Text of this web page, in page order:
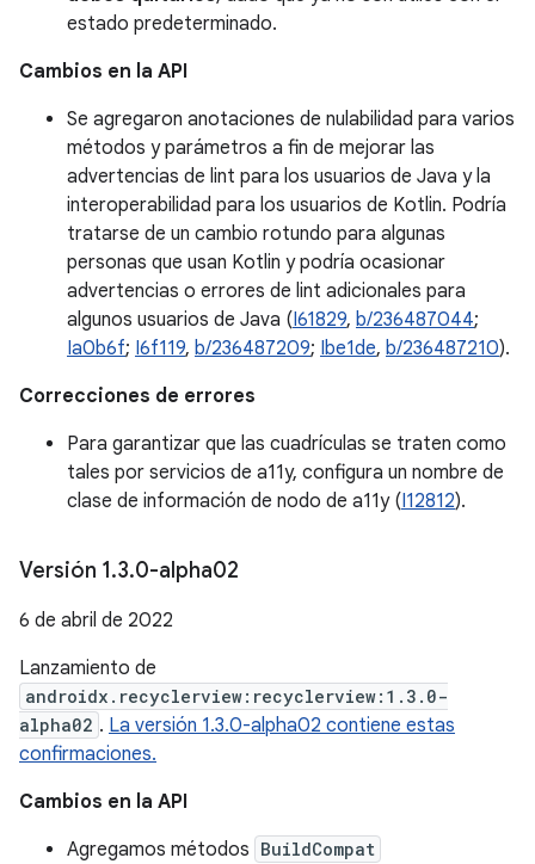
estado predeterminado.
Cambios en la API
Se agregaron anotaciones de nulabilidad para varios
métodos y parámetros a fin de mejorar las
advertencias de lint para los usuarios de Java y la
interoperabilidad para los usuarios de Kotlin. Podría
tratarse de un cambio rotundo para algunas
personas que usan Kotlin y podría ocasionar
advertencias o errores de lint adicionales para
algunos usuarios de Java (I61829, b/236487044;
Ia0b6f; I6f119, b/236487209; Ibe1de, b/236487210).
Correcciones de errores
Para garantizar que las cuadrículas se traten como
tales por servicios de a11y, configura un nombre de
clase de información de nodo de a11y (I12812).
Versión 1.3.0-alpha02
6 de abril de 2022
Lanzamiento de
androidx.recyclerview:recyclerview:1.3.0-
alpha02 . La versión 1.3.0-alpha02 contiene estas
confirmaciones.
Cambios en la API
Agregamos métodos BuildCompat